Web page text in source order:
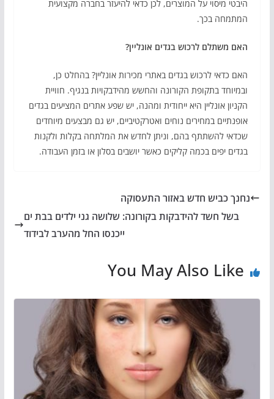
היבטי מיסוי על המוצרים, לכן כדאי להיעזר בחברה מקצועית
המתמחה בכך.
האם משתלם לרכוש בגדים אונליין?
האם כדאי לרכוש בגדים באתרי מכירות אונליין? בהחלט כן,
ובמיוחד בתקופת הקורונה והחשש מהידבקויות בנגיף. חוויית
הקניון אונליין היא ייחודית ומהנה, יש שפע אתרים המציעים בגדים
אופנתיים במחירים נוחים ואטרקטיביים, יש גם מבצעים מיוחדים
שכדאי להשתתף בהם, וניתן לחדש את המלתחה בקלות ולקנות
בגדים יפים בכמה קליקים כאשר יושבים בסלון או בזמן העבודה.
נחנך כביש חדש באזור התעסוקה
בשל חשד להידבקות בקורונה: שלושה גני ילדים בבת ים
ייכנסו החל מהערב לבידוד
You May Also Like